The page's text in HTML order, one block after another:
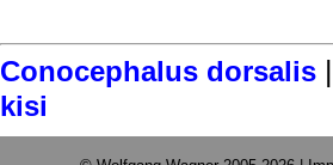
Conocephalus dorsalis
kisi